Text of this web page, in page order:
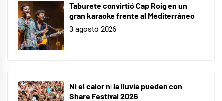
Taburete convirtió Cap Roig en un
gran karaoke frente al Mediterráneo
3 agosto 2026
Ni el calor ni la lluvia pueden con
Share Festival 2026